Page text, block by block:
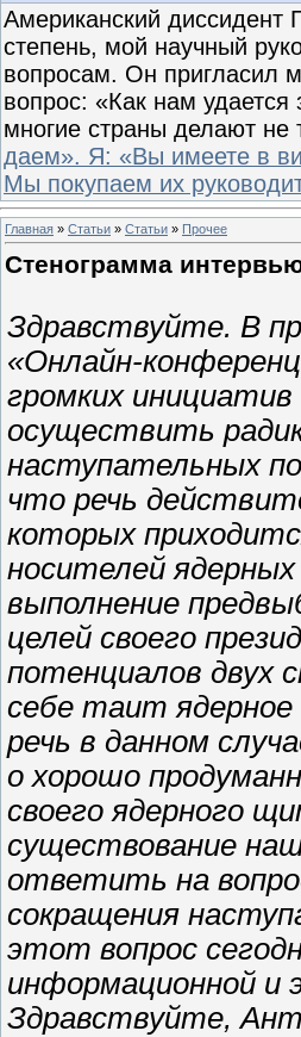
Американский диссидент
степень, мой научный
вопросам. Он пригласил
вопрос: «Как нам удается
многие страны делают не
даем». Я: «Вы имеете в
Мы покупаем их
Главная » Статьи » Статьи » Прочее
Стенограмма
Здравствуйте. В
«Онлайн-
громких
осуществить
наступательных
что речь
которых
носителей
выполнение
целей своего
потенциалов двух
себе таит
речь в данном
о хорошо
своего ядерного
существование
ответить на
сокращения
этот вопрос
информационной и
Здравствуйте,